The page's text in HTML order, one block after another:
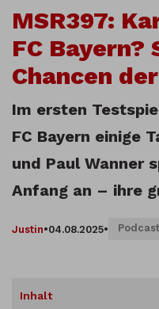
MSR397:
FC Bayern?
Chancen
Im ersten
FC Bayern einige
und Paul Wanner
Anfang an – ihre
Justin•04.08.2025• Podcast
Inhalt